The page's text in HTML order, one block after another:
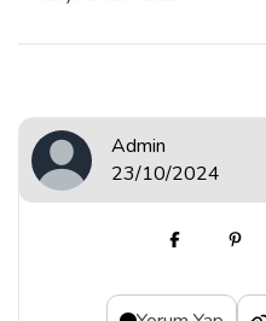
Admin
23/10/2024